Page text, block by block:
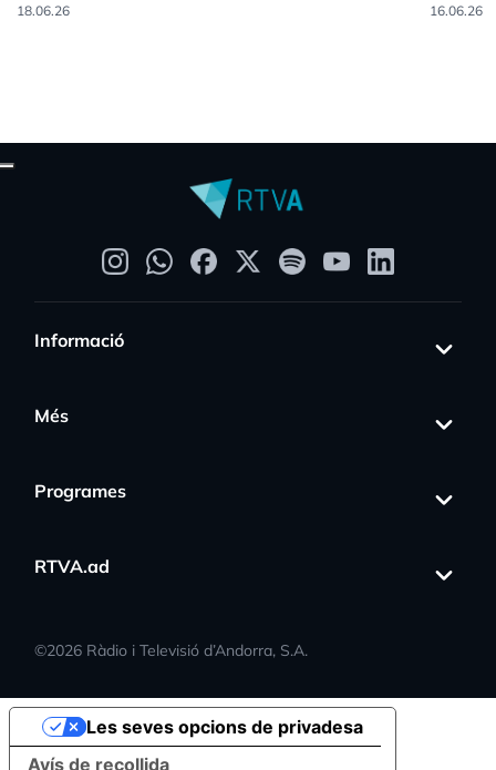
18.06.26 16.06.26
Informació
Més
Programes
RTVA.ad
©2026 Ràdio i Televisió d’Andorra, S.A.
Avís de recollida
Les seves opcions de privadesa